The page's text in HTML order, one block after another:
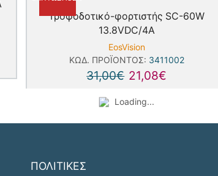
Τροφοδοτικό-φορτιστής SC-60W
13.8VDC/4A
EosVision
ΚΩΔ. ΠΡΟΪΌΝΤΟΣ: 3411002
31,00€ 21,08€
Loading...
ΠΟΛΙΤΙΚΕΣ